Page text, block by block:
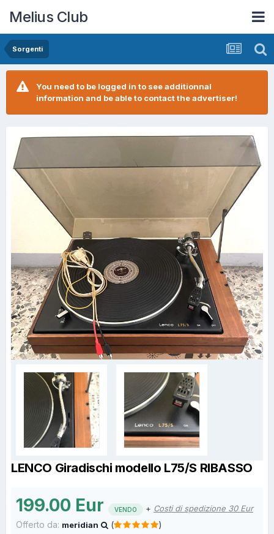
Melius Club
Sorgenti
You need to be logged in to see additionnal
information and be able to contact the advertiser!
LENCO Giradischi modello L75/S RIBASSO
199.00 Eur VENDO + Costi di spedizione 30 Eur
Offerto da: meridian ( )